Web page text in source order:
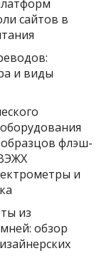
сайтов в
и виды
флэш-
и
из
обзор